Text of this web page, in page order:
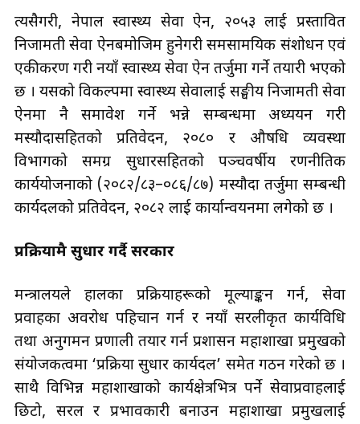
त्यसैगरी, नेपाल स्वास्थ्य सेवा ऐन, २०५३ लाई प्रस्तावित
निजामती सेवा ऐनबमोजिम हुनेगरी समसामयिक संशोधन एवं
एकीकरण गरी नयाँ स्वास्थ्य सेवा ऐन तर्जुमा गर्ने तयारी भएको
छ । यसको विकल्पमा स्वास्थ्य सेवालाई सङ्घीय निजामती सेवा
ऐनमा नै समावेश गर्ने भन्ने सम्बन्धमा अध्ययन गरी
मस्यौदासहितको प्रतिवेदन, २०८० र औषधि व्यवस्था
विभागको समग्र सुधारसहितको पञ्चवर्षीय रणनीतिक
कार्ययोजनाको (२०८२/८३–०८६/८७) मस्यौदा तर्जुमा सम्बन्धी
कार्यदलको प्रतिवेदन, २०८२ लाई कार्यान्वयनमा लगेको छ ।
प्रक्रियामै सुधार गर्दै सरकार
मन्त्रालयले हालका प्रक्रियाहरूको मूल्याङ्कन गर्न, सेवा
प्रवाहका अवरोध पहिचान गर्न र नयाँ सरलीकृत कार्यविधि
तथा अनुगमन प्रणाली तयार गर्न प्रशासन महाशाखा प्रमुखको
संयोजकत्वमा ‘प्रक्रिया सुधार कार्यदल’ समेत गठन गरेको छ ।
साथै विभिन्न महाशाखाको कार्यक्षेत्रभित्र पर्ने सेवाप्रवाहलाई
छिटो, सरल र प्रभावकारी बनाउन महाशाखा प्रमुखलाई